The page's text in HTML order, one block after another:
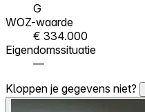
G
WOZ-waarde
€ 334.000
Eigendomssituatie
—
Kloppen je gegevens niet?